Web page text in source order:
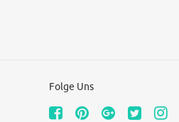
Folge Uns